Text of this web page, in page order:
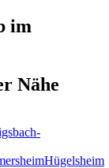
im
Nähe
Hügelsheim